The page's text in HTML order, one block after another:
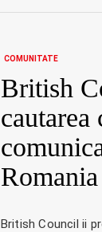
COMUNITATE
British
Romania
British Council ii